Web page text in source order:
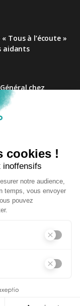
Tous à l’écoute »
aidants
chez
axée sur la
Visiperf